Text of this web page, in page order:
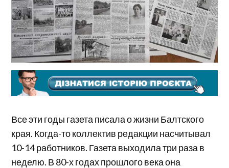
Все эти годы газета писала о жизни Балтского
края. Когда-то коллектив редакции насчитывал
10-14 работников. Газета выходила три раза в
неделю. В 80-х годах прошлого века она